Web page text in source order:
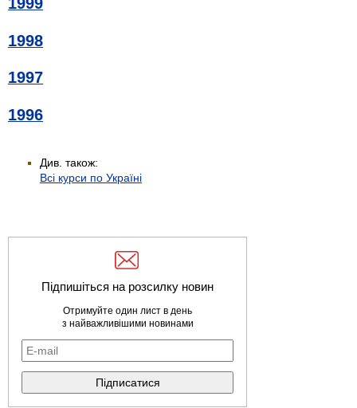
1998
1997
1996
Див. також:
Всі курси по Україні
Підпишіться на розсилку новин
Отримуйте один лист в день
з найважливішими новинами